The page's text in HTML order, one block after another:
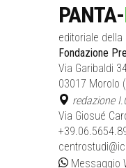
PANTA-
editoriale della
Fondazione
Via Garibaldi
03017 Morolo
redazione
Via Giosué
Messaggio